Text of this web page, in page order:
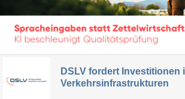
DSLV fordert Investitionen
Verkehrsinfrastrukturen